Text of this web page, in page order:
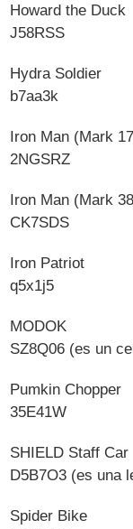
Howard the Duck
J58RSS
Hydra Soldier
b7aa3k
Iron Man (Mark
2NGSRZ
Iron Man (Mark
CK7SDS
Iron Patriot
q5x1j5
MODOK
SZ8Q06 (es un
Pumkin Chopper
35E41W
SHIELD Staff Car
D5B7O3 (es una
Spider Bike